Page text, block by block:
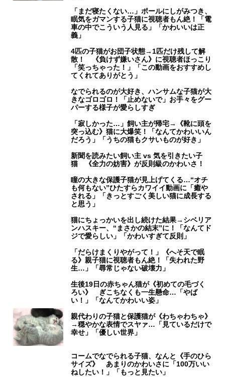
「まだ寝たくない…」ポールにしがみつき、
眠気をガマンする子猫に視聴者もん絶！「電
車の中でこういう人見る」「かわいいは正
義」
4匹の子猫がお団子状態→1匹だけ残して解
散！ 《負けず嫌いさん》に視聴者ほっこり
「笑っちゃった！」「この動画をおすすめし
てくれてありがとう」
なでられるのが大好き、ハンサムな子猫が大
きなゴロゴロ！「止めないで」お手々をグー
パーする様子が愛らしすぎ
「寂しかった…」飼い主が帰宅→《靴に頭を
突っ込む》猫に大爆笑！「なんてかわいいん
だろう」「うちの猫もクサいものが好き」
新聞を読みたい飼い主 vs 気を引きたい子
猫 《全力の妨害》が反則級のかわいさ！
瞳の大きな保護子猫が見上げてくる…“オチ
も何もない”ひたすらカワイイ動画に「癒や
される」「きっとすごく美しい猫に成長する
と思う」
猫にちょっかいを出し続けた結果→シベリア
ンハスキー、“まさかの結末”に！「なんてド
ジで愛らしい」「かわいすぎて反則」
「だらけまくりやがって！」《へそ天で眠
る》親子猫に視聴者もん絶！「失われた野
生…」「尋常じゃない破壊力」
生後19日の赤ちゃん猫が《初めての毛づく
ろい》 ぎこちなくも一生懸命…「やば
い！」「なんてかわいい姿」
親代わりの子猫と保護猫が《わちゃわちゃ》
→穏やかな表情でスヤァ…「見ているだけで
幸せ」「優しい世界」
コームでなでられる子猫、なんと《手のひら
サイズ》 あまりのかわいさに「100万いい
ねしたい！」「もっと見たい」